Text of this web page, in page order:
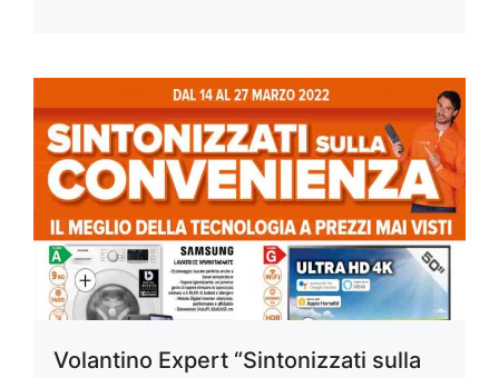
Volantino Expert “Sintonizzati sulla